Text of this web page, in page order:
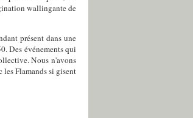
wallingante de
présent dans une
Des événements qui
Nous n'avons
Flamands si gisent